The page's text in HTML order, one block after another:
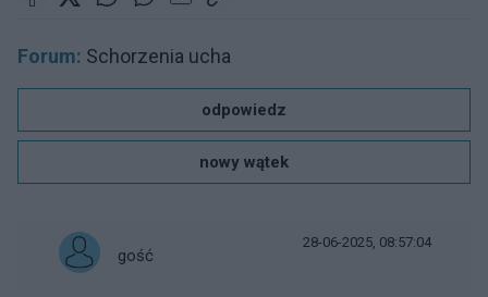
Forum: Schorzenia ucha
odpowiedz
nowy wątek
gość
28-06-2025, 08:57:04